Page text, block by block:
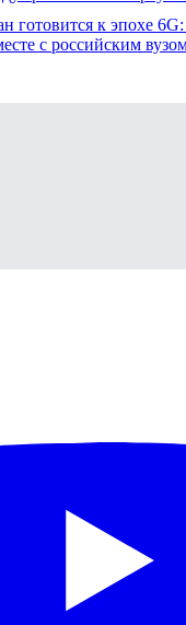
готовится к эпохе
с российским